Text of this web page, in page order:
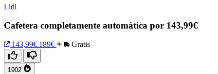
Lidl
Cafetera completamente automática por 143,99€
143,99€ 189€ Gratis
1902